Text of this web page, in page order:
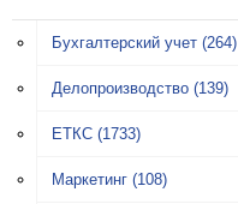
Бухгалтерский учет (264)
Делопроизводство (139)
ЕТКС (1733)
Маркетинг (108)